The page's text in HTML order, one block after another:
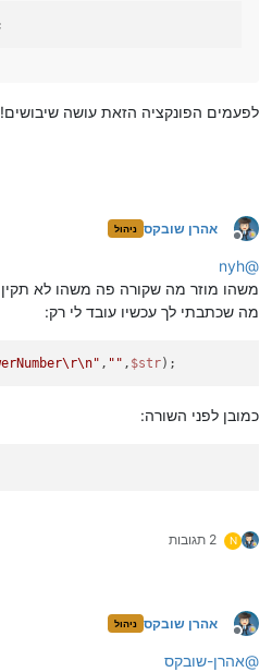
לפעמים הפונקציה הזאת עושה שיבושים!
מנותק
אהרן שובקס ניהול
@
nyh
משהו מוזר מה שקורה פה משהו לא תקין
מה שכתבתי לך עכשיו עובד לי רק:
\r\n" , "" , $str
כמובן לפני השורה:
N 2 תגובות
מנותק
אהרן שובקס ניהול
@אהרן-שובקס